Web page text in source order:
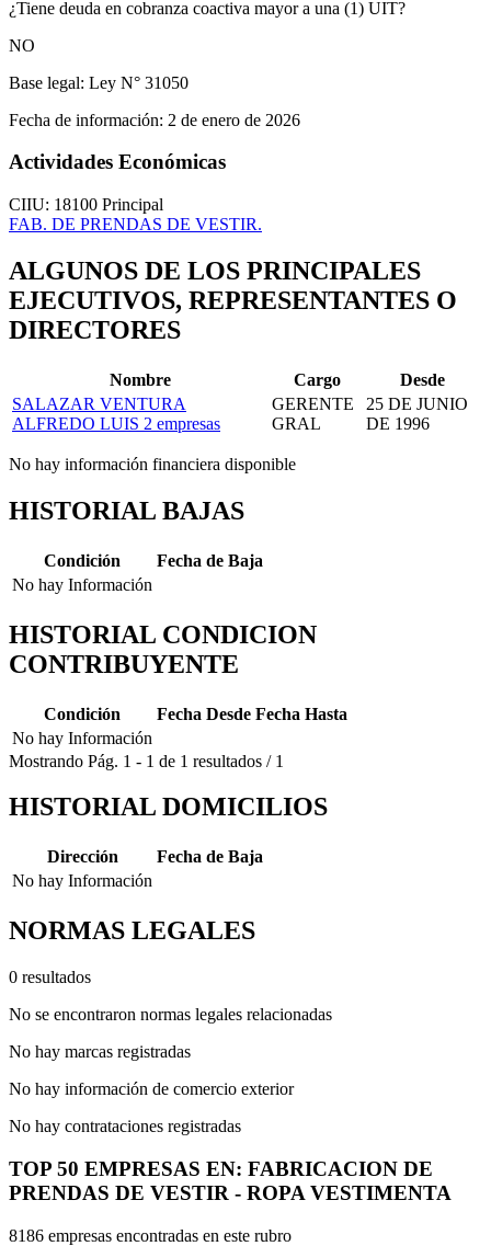
¿Tiene deuda en cobranza coactiva mayor a una (1) UIT?
NO
Base legal: Ley N° 31050
Fecha de información: 2 de enero de 2026
Actividades Económicas
CIIU: 18100 Principal
FAB. DE PRENDAS DE VESTIR.
ALGUNOS DE LOS PRINCIPALES
EJECUTIVOS, REPRESENTANTES O
DIRECTORES
Nombre Cargo
Desde
SALAZAR VENTURA
ALFREDO LUIS 2 empresas
GERENTE
GRAL
25 DE JUNIO
DE 1996
No hay información financiera disponible
HISTORIAL BAJAS
Condición
Fecha de Baja
No hay Información
HISTORIAL CONDICION
CONTRIBUYENTE
Condición Fecha Desde Fecha Hasta
No hay Información
Mostrando Pág. 1 - 1 de 1 resultados / 1
HISTORIAL DOMICILIOS
Dirección
Fecha de Baja
No hay Información
NORMAS LEGALES
0 resultados
No se encontraron normas legales relacionadas
No hay marcas registradas
No hay información de comercio exterior
No hay contrataciones registradas
TOP 50 EMPRESAS EN: FABRICACION DE
PRENDAS DE VESTIR - ROPA VESTIMENTA
8186 empresas encontradas en este rubro